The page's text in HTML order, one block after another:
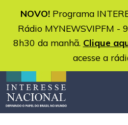
NOVO!Programa
Rádio MYNEWSVIPFM -
8h30 da manhã. Clique
acesse a